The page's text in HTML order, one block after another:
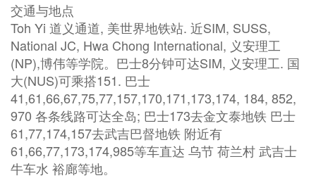
交通与地点
Toh Yi 道义通道, 美世界地铁站. 近SIM, SUSS,
National JC, Hwa Chong International, 义安理工
(NP),博伟等学院。巴士8分钟可达SIM, 义安理工. 国
大(NUS)可乘搭151. 巴士
41,61,66,67,75,77,157,170,171,173,174, 184, 852,
970 各条线路可达全岛; 巴士173去金文泰地铁 巴士
61,77,174,157去武吉巴督地铁 附近有
61,66,77,173,174,985等车直达 乌节 荷兰村 武吉士
牛车水 裕廊等地。